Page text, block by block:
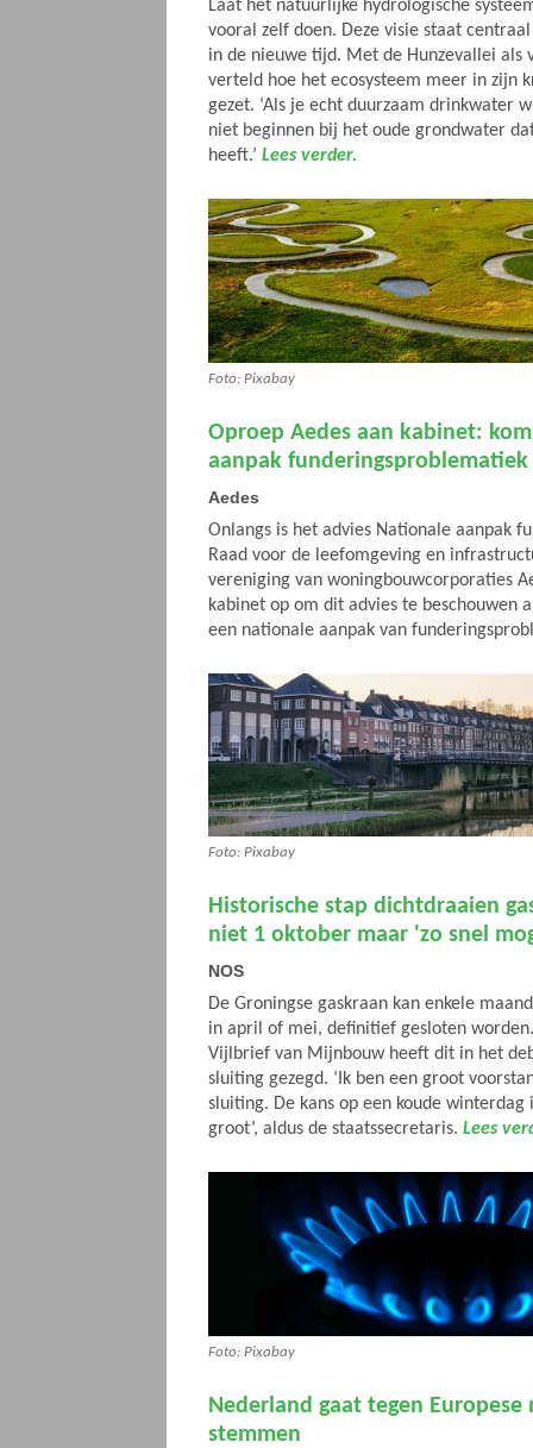
Laat het natuurlijke hydrologische
vooral zelf doen. Deze visie staat
in de nieuwe tijd. Met de Hunzevallei als
verteld hoe het ecosysteem meer in zijn
gezet. ‘Als je echt duurzaam drinkwater
niet beginnen bij het oude grondwater
heeft.’ Lees verder.
Foto: Pixabay
Oproep Aedes aan kabinet:
aanpak funderingsproblematiek
Aedes
Onlangs is het advies Nationale aanpak
Raad voor de leefomgeving en
vereniging van woningbouwcorporaties
kabinet op om dit advies te beschouwen
een nationale aanpak van
Foto: Pixabay
Historische stap dichtdraaien
niet 1 oktober maar 'zo snel
NOS
De Groningse gaskraan kan enkele
in april of mei, definitief gesloten
Vijlbrief van Mijnbouw heeft dit in het
sluiting gezegd. ‘Ik ben een groot
sluiting. De kans op een koude winterdag
groot’, aldus de staatssecretaris. Lees
Foto: Pixabay
Nederland gaat tegen
stemmen